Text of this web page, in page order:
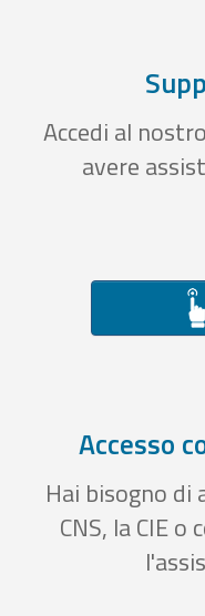
Accedi al
avere
Accesso
Hai bisogno di
CNS, la CIE o